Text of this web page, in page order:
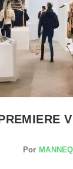
Por